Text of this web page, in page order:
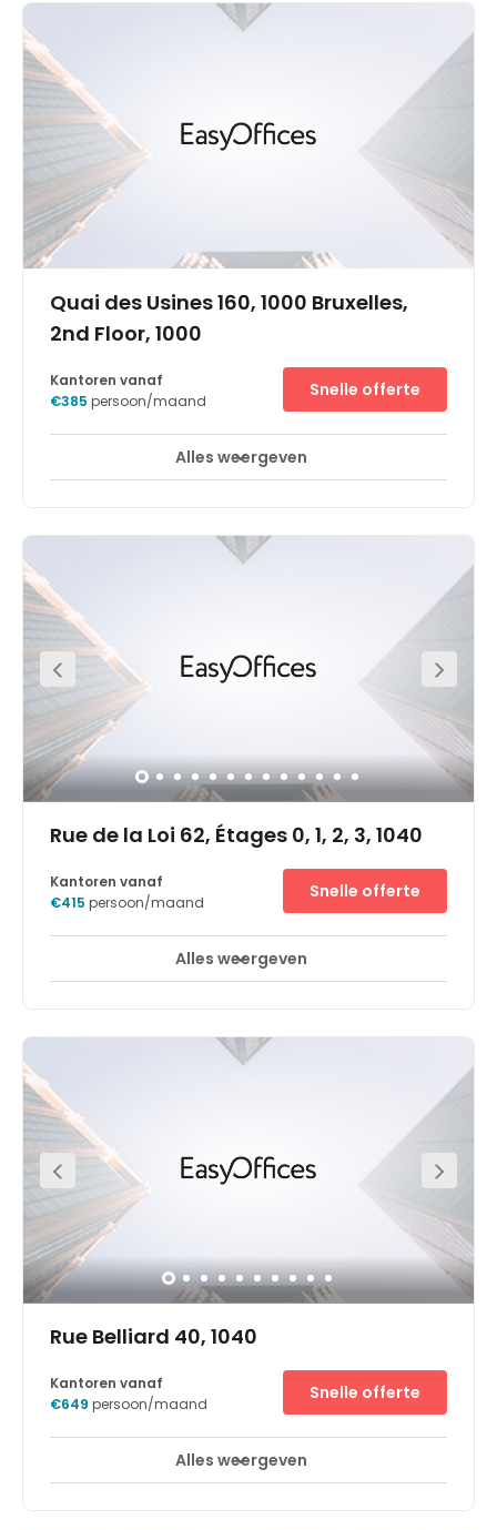
the Council of Europe. This location delivers is
surrounded by cafe and restaurant amenities and has
27-36-60) and metro (line Schuman). Within the
immediate vicinity, you can find a selection of
restaurants, hotels, and the Press Club Brussels Europe
conference centre, in which you can host networking
events and training seminars in an attractive space.
Quai des Usines 160, 1000 Bruxelles,
2nd Floor, 1000
Kantoren vanaf
€385 persoon/maand
Snelle offerte
Alles weergeven
Rue de la Loi 62, Étages 0, 1, 2, 3, 1040
Kantoren vanaf
€415 persoon/maand
Snelle offerte
Alles weergeven
Rue Belliard 40, 1040
Break-Out Ruimtes Stadscentrum
Kantoren vanaf
€649 persoon/maand
Snelle offerte
Alles weergeven